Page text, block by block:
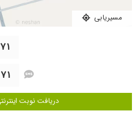
من از مراجعه به ایشون خیلی
بیمارانشون خیلی وقت میذارن
وومشکلم هم دارم شهریار
عفونت زنان داشتم سری های
مسیریابی
دریافت نوبت